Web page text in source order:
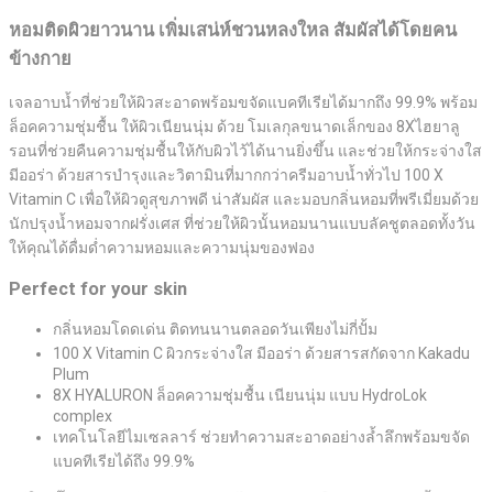
หอมติดผิวยาวนาน เพิ่มเสน่ห์ชวนหลงใหล สัมผัสได้โดยคน
ข้างกาย
เจลอาบน้ำที่ช่วยให้ผิวสะอาดพร้อมขจัดแบคทีเรียได้มากถึง 99.9% พร้อม
ล็อคความชุ่มชื้น ให้ผิวเนียนนุ่ม ด้วย โมเลกุลขนาดเล็กของ 8Xไฮยาลู
รอนที่ช่วยคืนความชุ่มชื้นให้กับผิวไว้ได้นานยิ่งขึ้น และช่วยให้กระจ่างใส
มีออร่า ด้วยสารบำรุงและวิตามินที่มากกว่าครีมอาบน้ำทั่วไป 100 X
Vitamin C เพื่อให้ผิวดูสุขภาพดี น่าสัมผัส และมอบกลิ่นหอมที่พรีเมี่ยมด้วย
นักปรุงน้ำหอมจากฝรั่งเศส ที่ช่วยให้ผิวนั้นหอมนานแบบลัคชูตลอดทั้งวัน
ให้คุณได้ดื่มด่ำความหอมและความนุ่มของฟอง
Perfect for your skin
กลิ่นหอมโดดเด่น ติดทนนานตลอดวันเพียงไม่กี่ปั้ม
100 X Vitamin C ผิวกระจ่างใส มีออร่า ด้วยสารสกัดจาก Kakadu
Plum
8X HYALURON ล็อคความชุ่มชื้น เนียนนุ่ม แบบ HydroLok
complex
เทคโนโลยีไมเซลลาร์ ช่วยทำความสะอาดอย่างล้ำลึกพร้อมขจัด
แบคทีเรียได้ถึง 99.9%